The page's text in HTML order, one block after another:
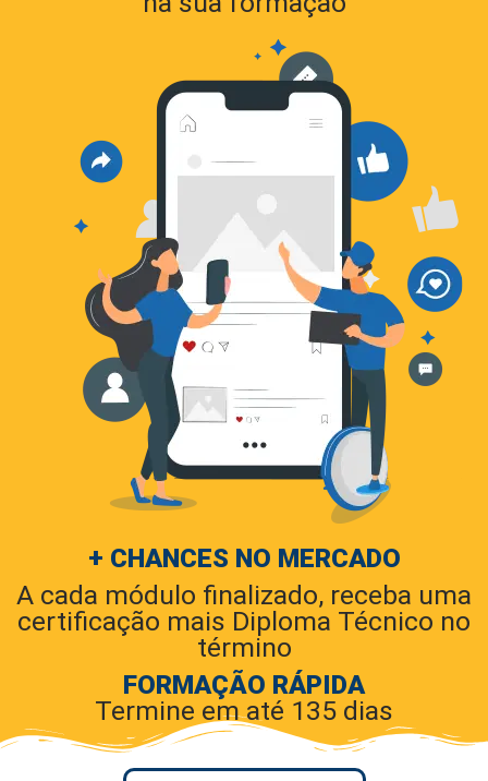
+ CHANCES NO MERCADO
A cada módulo finalizado, receba uma
certificação mais Diploma Técnico no
término
FORMAÇÃO RÁPIDA
Termine em até 135 dias